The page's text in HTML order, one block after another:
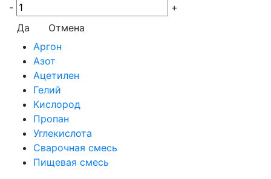
-
+
Да
Отмена
Аргон
Азот
Ацетилен
Гелий
Кислород
Пропан
Углекислота
Сварочная смесь
Пищевая смесь